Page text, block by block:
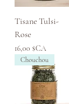
Tisane Tulsi-
Rose
Prix
16,00 $CA
Chouchou